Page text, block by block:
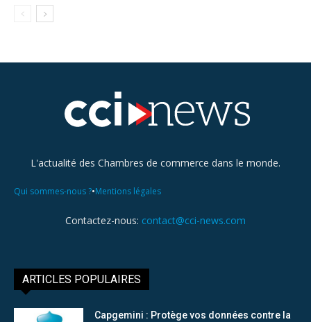
L'actualité des Chambres de commerce dans le monde.
Qui sommes-nous ?•Mentions légales
Contactez-nous: contact@cci-news.com
ARTICLES POPULAIRES
Capgemini : Protège vos données contre la